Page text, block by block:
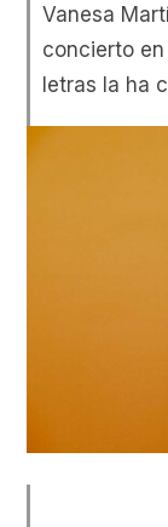
Vanesa
concierto
letras la ha